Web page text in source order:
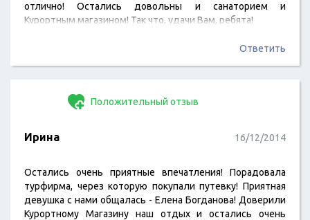
отлично! Остались довольны и санаторием и
Курортным магазином! Так что, удачи Вам, ребята!
Ответить
Положительный отзыв
Ирина 16/12/2014
Остались очень приятные впечатления! Порадовала
турфирма, через которую покупали путевку! Приятная
девушка с нами общалась - Елена Богданова! Доверили
Курортному Магазину наш отдых и остались очень